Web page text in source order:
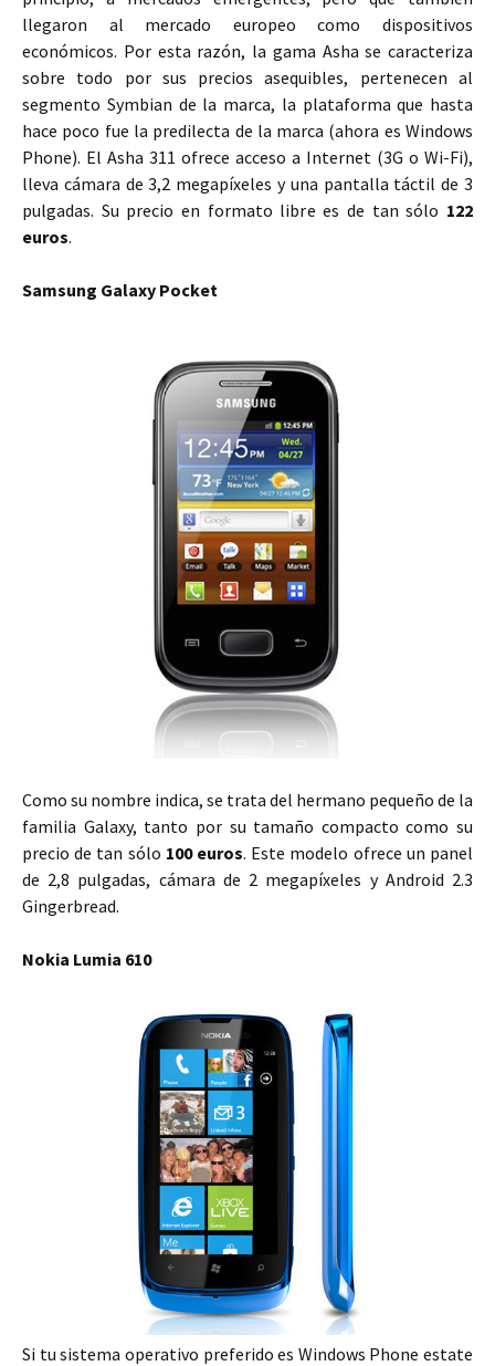
llegaron al mercado europeo como dispositivos
económicos. Por esta razón, la gama Asha se caracteriza
sobre todo por sus precios asequibles, pertenecen al
segmento Symbian de la marca, la plataforma que hasta
hace poco fue la predilecta de la marca (ahora es Windows
Phone). El Asha 311 ofrece acceso a Internet (3G o Wi-Fi),
lleva cámara de 3,2 megapíxeles y una pantalla táctil de 3
pulgadas. Su precio en formato libre es de tan sólo 122
euros.
Samsung Galaxy Pocket
Como su nombre indica, se trata del hermano pequeño de la
familia Galaxy, tanto por su tamaño compacto como su
precio de tan sólo 100 euros. Este modelo ofrece un panel
de 2,8 pulgadas, cámara de 2 megapíxeles y Android 2.3
Gingerbread.
Nokia Lumia 610
Si tu sistema operativo preferido es Windows Phone estate